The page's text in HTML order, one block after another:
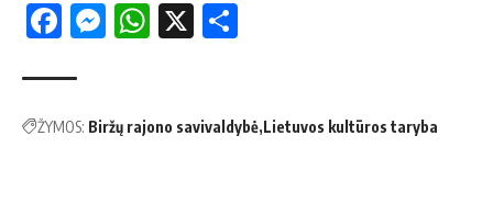
Facebook
Messenger
WhatsApp
X
ŽYMOS: Biržų rajono savivaldybė Lietuvos kultūros taryba